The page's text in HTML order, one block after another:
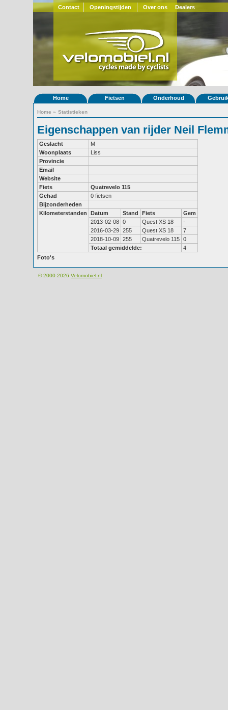
Contact Openingstijden Over ons Dealers
Home Fietsen Onderhoud
Home » Statistieken
Eigenschappen van rijder Neil
Geslacht
M
Woonplaats
Liss
Provincie
Email
Website
Fiets
Quatrevelo 115
Gehad
0 fietsen
Bijzonderheden
Kilometerstanden
Datum Stand Fiets
Gem
2013-02-08 0 Quest XS 18
-
2016-03-29 255 Quest XS 18
7
2018-10-09 255 Quatrevelo 115 0
Totaal gemiddelde:
4
Foto's
© 2000-2026 Velomobiel.nl